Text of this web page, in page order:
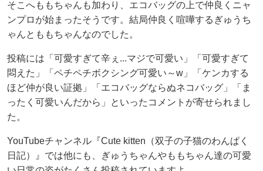
そこへももちゃんも加わり、エコバッグの上で仲良くニャ
ンプロが始まったそうです。結局仲良く喧嘩するぎゅうち
ゃんとももちゃんなのでした。
投稿には「可愛すぎて辛ぇ...マジで可愛い」「可愛すぎて
悶えた」「ペチペチボクシング可愛い～w」「ケンカする
ほど仲が良い証拠」「エコバッグならぬネコバッグ」「ま
ったく可愛いんだから」といったコメントが寄せられまし
た。
YouTubeチャンネル『Cute kitten（双子の子猫のわんぱく
日記）』では他にも、ぎゅうちゃんやももちゃん達の可愛